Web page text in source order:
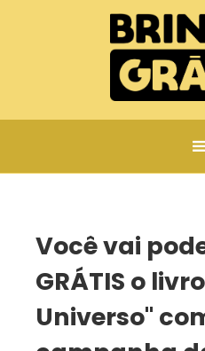
Você vai
GRÁTIS o
Universo"